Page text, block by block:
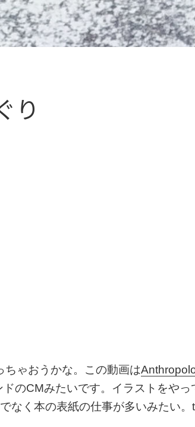
り
ちゃおうかな。この動画は
ドのCMみたいです。イラストをや
なく本の表紙の仕事が多いみたい。